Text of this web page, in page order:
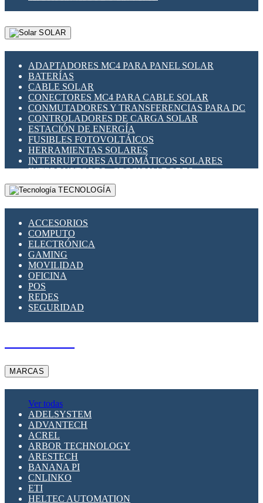
SOLAR
ADAPTADORES MC4 PARA PANEL SOLAR
BATERÍAS
CABLE SOLAR
CONECTORES MC4 PARA CABLE SOLAR
CONMUTADORES Y TRANSFERENCIAS PARA DC
CONTROLADORES DE CARGA SOLAR
ESTACIÓN DE ENERGÍA
FUSIBLES FOTOVOLTÁICOS
HERRAMIENTAS SOLARES
INTERRUPTORES AUTOMÁTICOS SOLARES
INTERRUPTORES - SECCIONADORES
FOTOVOLTÁICOS
MONTAJE PANEL SOLAR
SUPRESOR DE TRANSIENTES SPDS PARA
APLICACIONES FOTOVOLTAICAS
TECNOLOGÍA
ACCESORIOS
COMPUTO
ELECTRÓNICA
GAMING
MOVILIDAD
OFICINA
POS
REDES
SEGURIDAD
MARCAS
Ver todas
ADELSYSTEM
ADVANTECH
ACREL
ARBOR TECHNOLOGY
ARESTECH
BANANA PI
CNLINKO
ETI
HELTEC AUTOMATION